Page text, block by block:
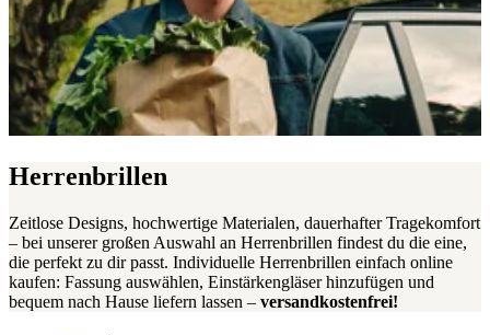
Herrenbrillen
Zeitlose Designs, hochwertige Materialen, dauerhafter Tragekomfort
– bei unserer großen Auswahl an Herrenbrillen findest du die eine,
die perfekt zu dir passt. Individuelle Herrenbrillen einfach online
kaufen: Fassung auswählen, Einstärkengläser hinzufügen und
bequem nach Hause liefern lassen – versandkostenfrei!